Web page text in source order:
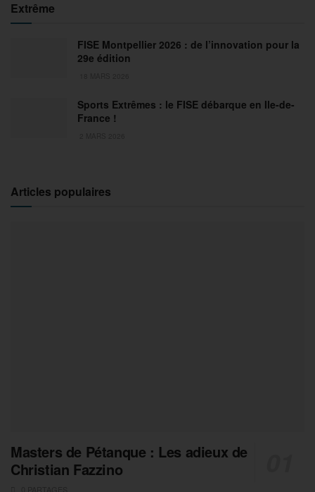
Extrême
FISE Montpellier 2026 : de l’innovation pour la
29e édition
Sports Extrêmes : le FISE débarque en Ile-de-
France !
Articles populaires
Masters de Pétanque : Les adieux de
Christian Fazzino